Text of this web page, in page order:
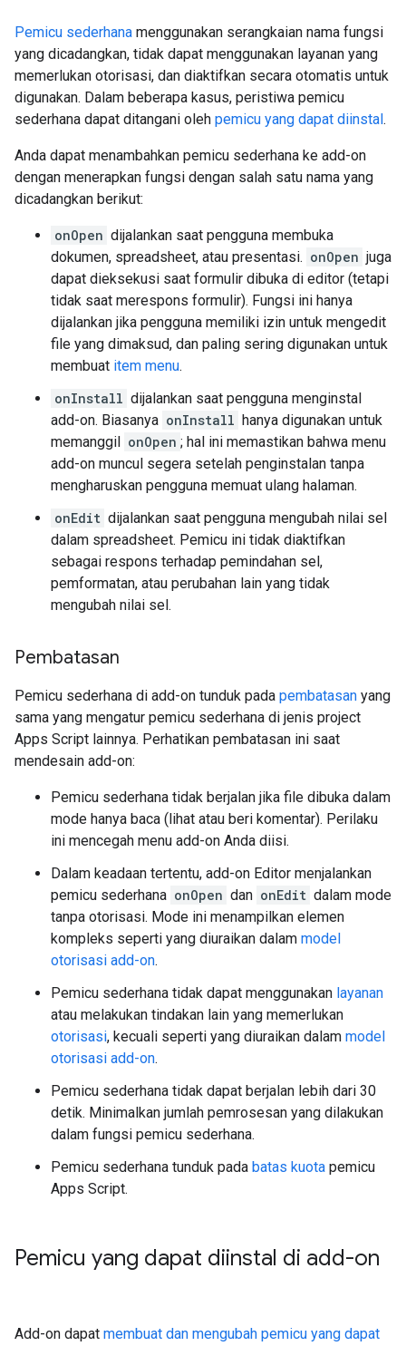
Pemicu sederhana menggunakan serangkaian nama fungsi
yang dicadangkan, tidak dapat menggunakan layanan yang
memerlukan otorisasi, dan diaktifkan secara otomatis untuk
digunakan. Dalam beberapa kasus, peristiwa pemicu
sederhana dapat ditangani oleh pemicu yang dapat diinstal.
Anda dapat menambahkan pemicu sederhana ke add-on
dengan menerapkan fungsi dengan salah satu nama yang
dicadangkan berikut:
onOpen dijalankan saat pengguna membuka
dokumen, spreadsheet, atau presentasi. onOpen juga
dapat dieksekusi saat formulir dibuka di editor (tetapi
tidak saat merespons formulir). Fungsi ini hanya
dijalankan jika pengguna memiliki izin untuk mengedit
file yang dimaksud, dan paling sering digunakan untuk
membuat item menu.
onInstall dijalankan saat pengguna menginstal
add-on. Biasanya onInstall hanya digunakan untuk
memanggil onOpen ; hal ini memastikan bahwa menu
add-on muncul segera setelah penginstalan tanpa
mengharuskan pengguna memuat ulang halaman.
onEdit dijalankan saat pengguna mengubah nilai sel
dalam spreadsheet. Pemicu ini tidak diaktifkan
sebagai respons terhadap pemindahan sel,
pemformatan, atau perubahan lain yang tidak
mengubah nilai sel.
Pembatasan
Pemicu sederhana di add-on tunduk pada pembatasan yang
sama yang mengatur pemicu sederhana di jenis project
Apps Script lainnya. Perhatikan pembatasan ini saat
mendesain add-on:
Pemicu sederhana tidak berjalan jika file dibuka dalam
mode hanya baca (lihat atau beri komentar). Perilaku
ini mencegah menu add-on Anda diisi.
Dalam keadaan tertentu, add-on Editor menjalankan
pemicu sederhana onOpen dan onEdit dalam mode
tanpa otorisasi. Mode ini menampilkan elemen
kompleks seperti yang diuraikan dalam model
otorisasi add-on.
Pemicu sederhana tidak dapat menggunakan layanan
atau melakukan tindakan lain yang memerlukan
otorisasi, kecuali seperti yang diuraikan dalam model
otorisasi add-on.
Pemicu sederhana tidak dapat berjalan lebih dari 30
detik. Minimalkan jumlah pemrosesan yang dilakukan
dalam fungsi pemicu sederhana.
Pemicu sederhana tunduk pada batas kuota pemicu
Apps Script.
Pemicu yang dapat diinstal di add-on
Add-on dapat membuat dan mengubah pemicu yang dapat